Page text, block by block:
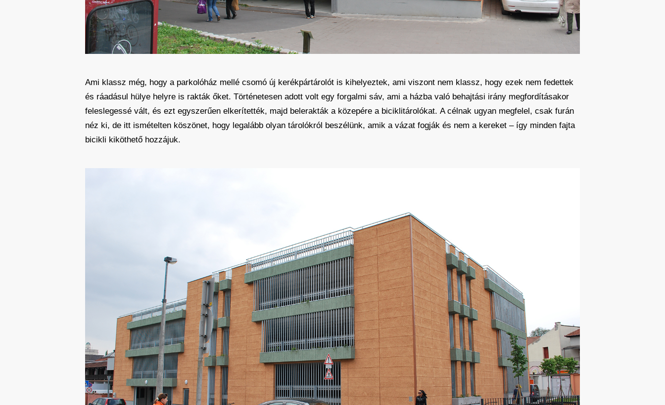
Ami klassz még, hogy a parkolóház mellé csomó új kerékpártárolót is kihelyeztek, ami viszont nem klassz, hogy ezek nem fedettek
és ráadásul hülye helyre is rakták őket. Történetesen adott volt egy forgalmi sáv, ami a házba való behajtási irány megfordításakor
feleslegessé vált, és ezt egyszerűen elkerítették, majd belerakták a közepére a biciklitárolókat. A célnak ugyan megfelel, csak furán
néz ki, de itt ismételten köszönet, hogy legalább olyan tárolókról beszélünk, amik a vázat fogják és nem a kereket – így minden fajta
bicikli kiköthető hozzájuk.